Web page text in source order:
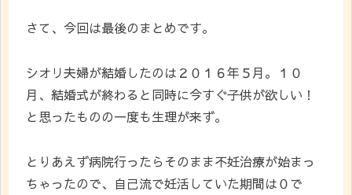
さて、今回は最後のまとめです。
シオリ夫婦が結婚したのは２０１６年５月。１０
月、結婚式が終わると同時に今すぐ子供が欲しい！
と思ったものの一度も生理が来ず。
とりあえず病院行ったらそのまま不妊治療が始まっ
ちゃったので、自己流で妊活していた期間は０で